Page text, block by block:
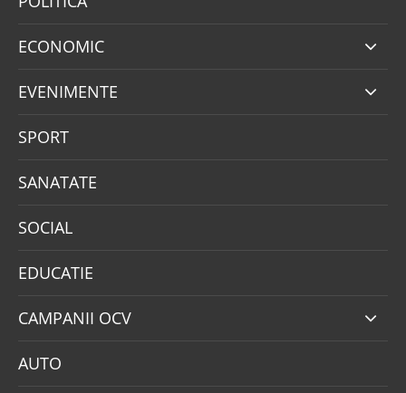
ECONOMIC
EVENIMENTE
SPORT
SANATATE
SOCIAL
EDUCATIE
CAMPANII OCV
AUTO